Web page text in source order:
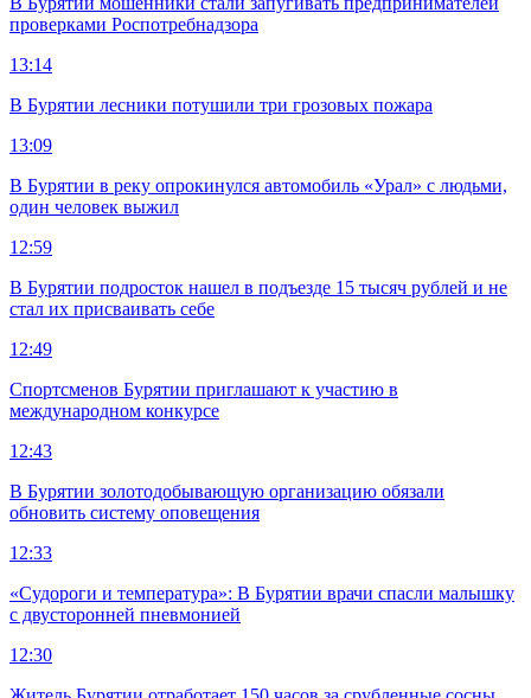
проверками Роспотребнадзора
13:14
В Бурятии лесники потушили три грозовых пожара
13:09
В Бурятии в реку опрокинулся автомобиль «Урал» с людьми,
один человек выжил
12:59
В Бурятии подросток нашел в подъезде 15 тысяч рублей и не
стал их присваивать себе
12:49
Спортсменов Бурятии приглашают к участию в
международном конкурсе
12:43
В Бурятии золотодобывающую организацию обязали
обновить систему оповещения
12:33
«Судороги и температура»: В Бурятии врачи спасли малышку
с двусторонней пневмонией
12:30